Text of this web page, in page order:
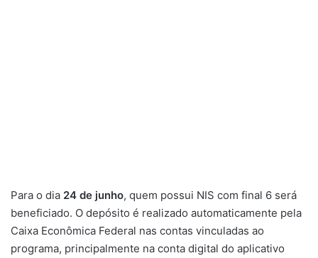
Para o dia 24 de junho, quem possui NIS com final 6 será
beneficiado. O depósito é realizado automaticamente pela
Caixa Econômica Federal nas contas vinculadas ao
programa, principalmente na conta digital do aplicativo